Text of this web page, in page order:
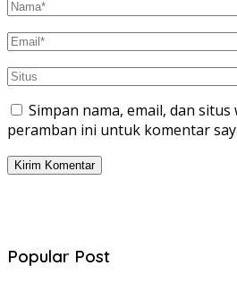
Simpan nama, email, dan situs
peramban ini untuk komentar
Popular Post